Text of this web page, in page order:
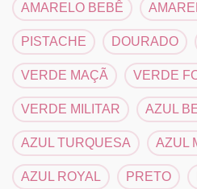
AMARELO BEBÊ
PISTACHE DOURADO
VERDE MAÇÃ VERDE
VERDE MILITAR AZUL
AZUL TURQUESA AZUL
AZUL ROYAL PRETO